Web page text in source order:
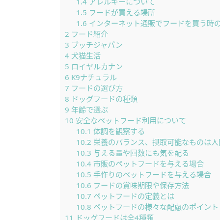
1.5 フードが買える場所
1.6 インターネット通販でフードを買う時
2 フード紹介
3 ブッチジャパン
4 犬猫生活
5 ロイヤルカナン
6 K9ナチュラル
7 フードの選び方
8 ドッグフードの種類
9 年齢で選ぶ
10 安全なペットフード利用について
10.1 体調を観察する
10.2 栄養のバランス、摂取可能なものは
10.3 与える量や回数にも気を配る
10.4市販のペットフードを与える場合
10.5 手作りのペットフードを与える場合
10.6 フードの賞味期限や保存方法
10.7 ペットフードの定義とは
10.8 ペットフードの様々な配慮のポイント
11 ドッグフードは全4種類